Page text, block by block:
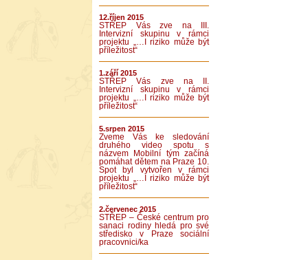
12.říjen 2015
STŘEP Vás zve na III.
Intervizní skupinu v rámci
projektu „…I riziko může být
příležitost“
1.září 2015
STŘEP Vás zve na II.
Intervizní skupinu v rámci
projektu „…I riziko může být
příležitost“
5.srpen 2015
Zveme Vás ke sledování
druhého video spotu s
názvem Mobilní tým začíná
pomáhat dětem na Praze 10.
Spot byl vytvořen v rámci
projektu „…I riziko může být
příležitost“
2.červenec 2015
STŘEP – České centrum pro
sanaci rodiny hledá pro své
středisko v Praze sociální
pracovnici/ka